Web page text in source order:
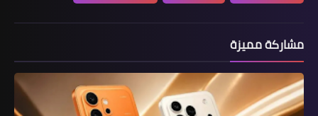
مشاركة مميزة